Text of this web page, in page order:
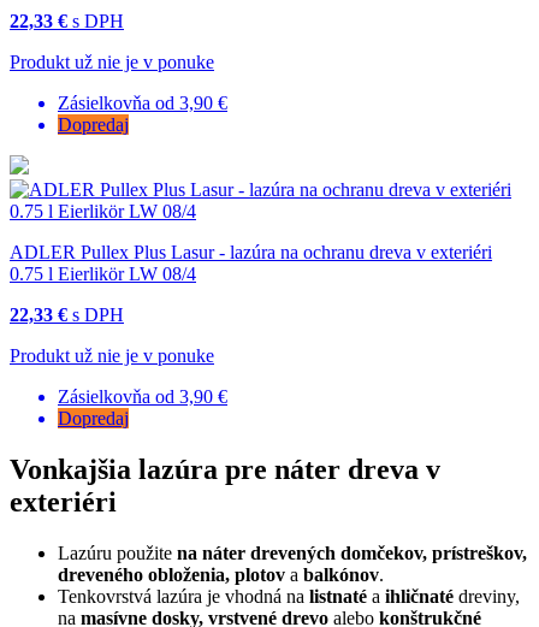
22,33 € s DPH
Produkt už nie je v ponuke
Zásielkovňa od 3,90 €
Dopredaj
ADLER Pullex Plus Lasur - lazúra na ochranu dreva v exteriéri
0.75 l Eierlikör LW 08/4
22,33 € s DPH
Produkt už nie je v ponuke
Zásielkovňa od 3,90 €
Dopredaj
Vonkajšia lazúra pre náter dreva v
exteriéri
Lazúru použite na náter drevených domčekov, prístreškov,
dreveného obloženia, plotov a balkónov.
Tenkovrstvá lazúra je vhodná na listnaté a ihličnaté dreviny,
na masívne dosky, vrstvené drevo alebo konštrukčné